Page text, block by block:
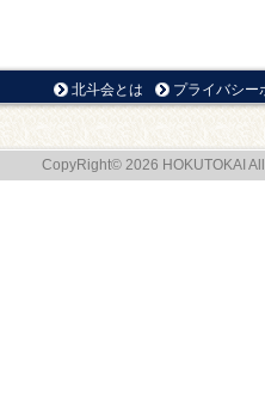
北斗会とは プライバシー
CopyRight© 2026 HOKUTOKAI